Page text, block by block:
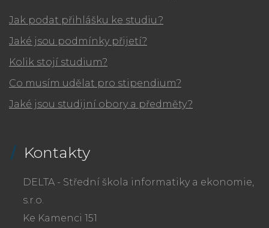
Jak podat přihlášku ke studiu?
Jaké jsou podmínky přijetí?
Kolik stojí studium?
Co musím udělat pro stipendium?
Jaké jsou studijní obory a předměty?
Kontakty
DELTA - Střední škola informatiky a ekonomie,
s.r.o.
Ke Kamenci 151